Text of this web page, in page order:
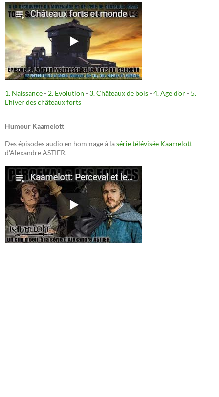
1. Naissance- 2. Evolution - 3. Châteaux de bois- 4. Age d’or- 5.
L’hiver des châteaux forts
Humour Kaamelott
Des épisodes audio en hommage à lasérie télévisée Kaamelott
d'Alexandre ASTIER.